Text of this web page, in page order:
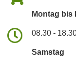
Montag bis
08.30 -
Samstag